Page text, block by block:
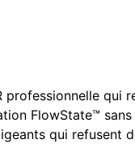
qui
FlowState™
qui refusent